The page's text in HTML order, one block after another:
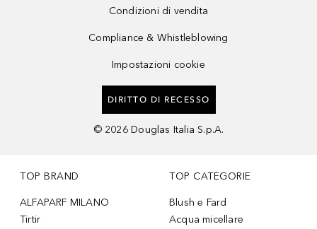
Condizioni di vendita
Compliance & Whistleblowing
Impostazioni cookie
DIRITTO DI RECESSO
© 2026 Douglas Italia S.p.A.
TOP BRAND
ALFAPARF MILANO
Tirtir
TOP CATEGORIE
Blush e Fard
Acqua micellare